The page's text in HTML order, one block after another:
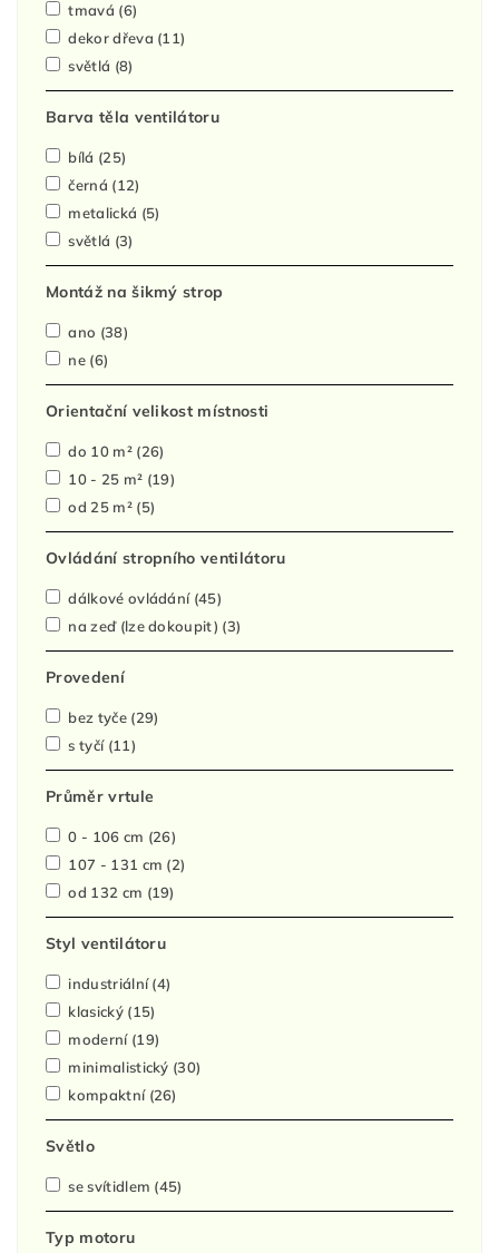
tmavá (6)
dekor dřeva (11)
světlá (8)
Barva těla ventilátoru
bílá (25)
černá (12)
metalická (5)
světlá (3)
Montáž na šikmý strop
ano (38)
ne (6)
Orientační velikost místnosti
do 10 m² (26)
10 - 25 m² (19)
od 25 m² (5)
Ovládání stropního ventilátoru
dálkové ovládání (45)
na zeď (lze dokoupit) (3)
Provedení
bez tyče (29)
s tyčí (11)
Průměr vrtule
0 - 106 cm (26)
107 - 131 cm (2)
od 132 cm (19)
Styl ventilátoru
industriální(4)
klasický (15)
moderní (19)
minimalistický (30)
kompaktní (26)
Světlo
se svítidlem (45)
Typ motoru